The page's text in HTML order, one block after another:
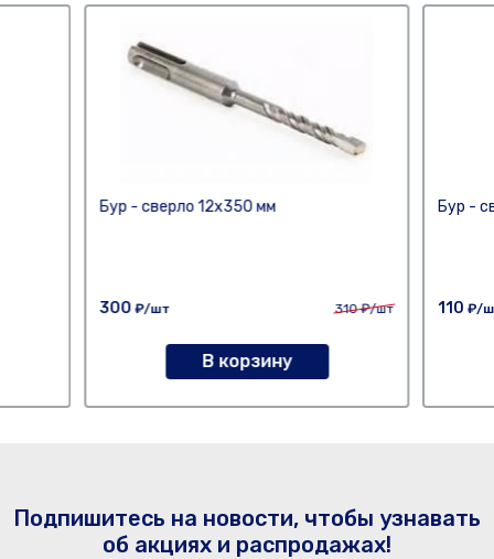
Бур - сверло 12х350 мм
300 ₽/шт 310₽/шт
В корзину
Бур -
110 ₽/
Подпишитесь на новости, чтобы узнавать
об акциях и распродажах!